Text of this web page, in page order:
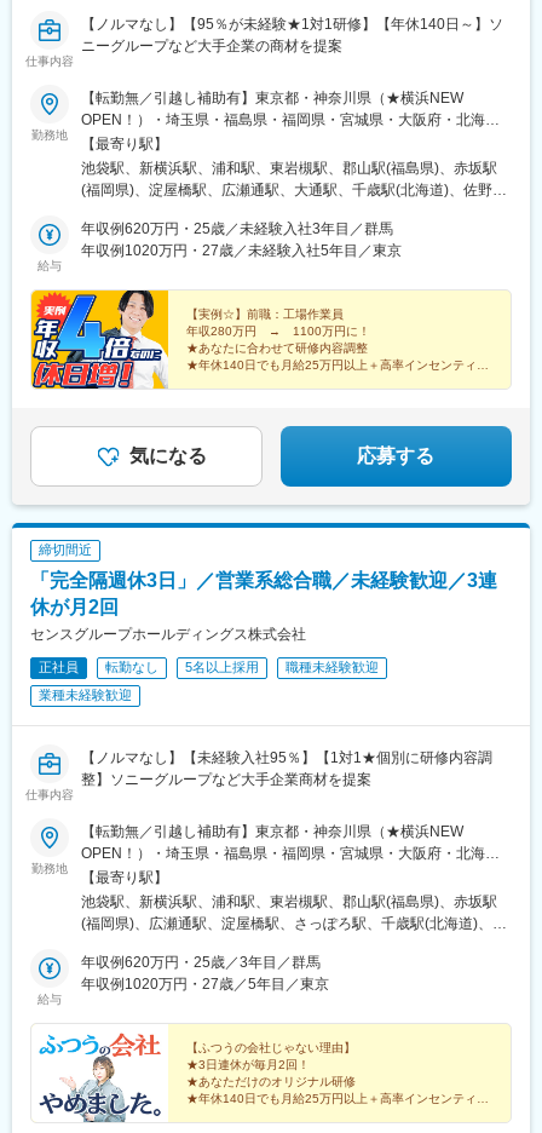
で、事業運営に必要な企画、立ち上げ、コンサルティング、オペ
レーション管理、システム・インフラ整備までを一括して提供し
変更の範囲：会社の定める業務
を歓迎しています。
・案件の多くは自治体から依頼を受ける事が多いです。
■組織構成：
・社員は4名（うち女性1名）となり、設計集団として、全てのテ
ーマ・技術は、建築の質の向上につながるべきことの考え、判断
で設計を進めることを基本としています。OBの方々にも手伝って
もらいながら、運営をしています。
■当社の特徴：
・一戸建住宅の他、共同住宅、事務所、工場、倉庫、教育施設、
ています。意匠・構造・設計監理以外にも耐震診断、耐震補強も
対応しています。
・受賞歴多数！2017年「矢吹町複合施設基本計画 プロポーザル
最優秀賞」「2016年 福島県買取型復興住宅整備事業（福島市北沢
又地区）最優秀賞」など
変更の範囲：会社の定める業務
仕事内容
【ノルマなし】【95％が未経験★1対1研修】【年休140日～】ソ
ニーグループなど大手企業の商材を提案
勤務地
【転勤無／引越し補助有】東京都・神奈川県（★横浜NEW
OPEN！）・埼玉県・福島県・福岡県・宮城県・大阪府・北海道
（★千歳NEW OPEN！）・群馬県・広島県・千葉県・茨城県の自
社拠点・プロジェクト先※希望があれば転勤可※U・Iターン支援有
（引越し支援制度）※車通勤OKの場合は無料駐車場完備■東京本
駅」■浦和支社「浦和駅」徒歩3分■岩槻支社「東岩槻駅」徒歩4分
■福島支店「郡山駅」徒歩1分※車通勤OK■福岡支店 「赤坂駅」
「仙台駅」徒歩7分■大阪支店 「本町駅 」徒歩2分■北海道札幌支
店「さっぽろ駅」徒歩5分・「大通駅」徒歩3分・「札幌駅」徒歩
5分※車通勤OK■北海道千歳支店 ★3月NEW OPEN！「千歳駅」
徒歩5分※車通勤OK■群馬支店「高崎駅」より車で10分※車通勤
OK■広島支店「縮景園前駅」徒歩1分・「広島駅」徒歩10分※受動
【最寄り駅】
池袋駅、新横浜駅、浦和駅、東岩槻駅、郡山駅(福島県)、赤坂駅
(福岡県)、淀屋橋駅、広瀬通駅、大通駅、千歳駅(北海道)、佐野の
勾当台公園駅、西４丁目駅、女学院前駅、なにわ橋駅、あおば通
駅、家庭裁判所前駅
給与
年収例620万円・25歳／未経験入社3年目／群馬
年収例1020万円・27歳／未経験入社5年目／東京
【実例☆】前職：工場作業員
年収280万円 → 1100万円に！
★あなたに合わせて研修内容調整
★年休140日でも月給25万円以上＋高率インセンティブ
★最大100万円！自動車購入補助
★社員転職応援制度も！
気になる 応募する
締切間近
「完全隔週休3日」／営業系総合職／未経験歓迎／3連
休が月2回
センスグループホールディングス株式会社
正社員 転勤なし 5名以上採用
職種未経験歓迎
業種未経験歓迎
仕事内容
【ノルマなし】【未経験入社95％】【1対1★個別に研修内容調
整】ソニーグループなど大手企業商材を提案
勤務地
【転勤無／引越し補助有】東京都・神奈川県（★横浜NEW
OPEN！）・埼玉県・福島県・福岡県・宮城県・大阪府・北海道
（★千歳NEW OPEN！）・群馬県・広島県・千葉県・茨城県の自
社拠点・プロジェクト先※希望があれば転勤可能※U・Iターン支援
有（引越し支援制度）※車通勤OKの場合は無料駐車場完備■東京本
歩8分■浦和支社「浦和駅」徒歩3分■岩槻支社「東岩槻駅」徒歩4
分■福島支店「郡山駅」徒歩1分※車通勤OK■福岡支店 「赤坂
分・「仙台駅」徒歩7分■大阪支店 「本町駅 」徒歩2分■北海道札
幌支店「さっぽろ駅」徒歩5分・「大通駅」徒歩3分・「札幌駅」
徒歩5分※車通勤OK■北海道千歳支店 ★3月OPEN！「千歳駅」徒
歩5分※車通勤OK■群馬支店「高崎駅」より車で10分※車通勤OK■
広島支店「縮景園前駅」徒歩1分・「広島駅」徒歩10分※受動喫煙
【最寄り駅】
池袋駅、新横浜駅、浦和駅、東岩槻駅、郡山駅(福島県)、赤坂駅
(福岡県)、広瀬通駅、淀屋橋駅、さっぽろ駅、千歳駅(北海道)、佐
駅、北浜駅(大阪府)、大通駅、女学院前駅、あおば通駅、なにわ橋
駅、西４丁目駅、家庭裁判所前駅
給与
年収例620万円・25歳／3年目／群馬
年収例1020万円・27歳／5年目／東京
【ふつうの会社じゃない理由】
★3日連休が毎月2回！
★あなただけのオリジナル研修
★年休140日でも月給25万円以上＋高率インセンティブ